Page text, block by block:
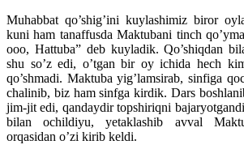
Muhabbat qo’shig’ini kuylashimiz biror
kuni ham tanaffusda Maktubani tinch
ooo, Hattuba” deb kuyladik. Qo’shiqdan
shu so’z edi, o’tgan bir oy ichida hech
qo’shmadi. Maktuba yig’lamsirab, sinfiga
chalinib, biz ham sinfga kirdik. Dars
jim-jit edi, qandaydir topshiriqni
bilan ochildiyu, yetaklashib avval
orqasidan o’zi kirib keldi.